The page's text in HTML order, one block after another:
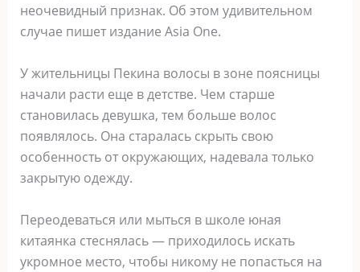
неочевидный признак. Об этом удивительном
случае пишет издание Asia One.
У жительницы Пекина волосы в зоне поясницы
начали расти еще в детстве. Чем старше
становилась девушка, тем больше волос
появлялось. Она старалась скрыть свою
особенность от окружающих, надевала только
закрытую одежду.
Переодеваться или мыться в школе юная
китаянка стеснялась — приходилось искать
укромное место, чтобы никому не попасться на